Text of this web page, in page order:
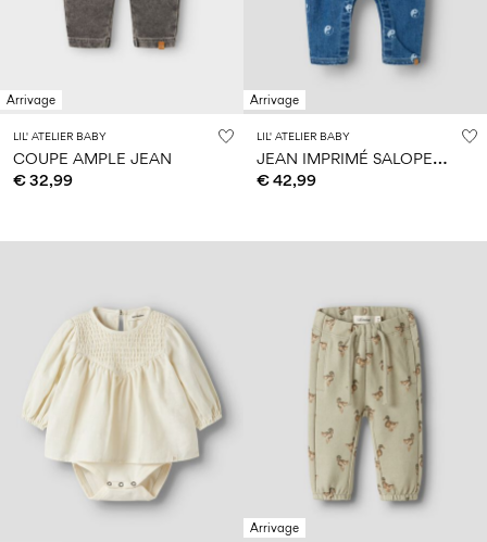
Arrivage
LIL' ATELIER BABY
COUPE AMPLE JEAN
€ 32,99
Arrivage
LIL' ATELIER BABY
J
EAN IMPRIMÉ SALOPETTE
€ 42,99
Arrivage